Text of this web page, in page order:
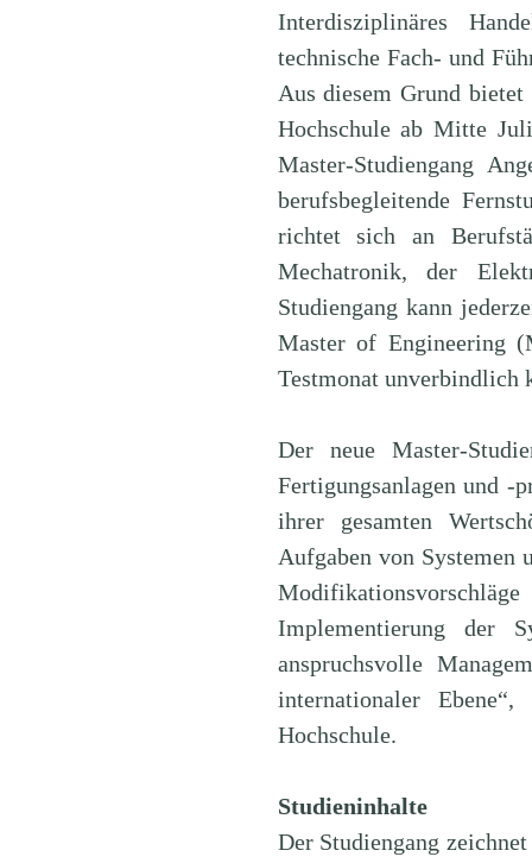
Interdisziplinäres
technische Fach- und
Aus diesem Grund
Hochschule ab Mitte
Master-Studiengang
berufsbegleitende
richtet sich an
Mechatronik, der
Studiengang kann
Master of Engineering
Testmonat unverbindlich
Der neue Master-
Fertigungsanlagen und -
ihrer gesamten
Aufgaben von Systemen
Implementierung der
anspruchsvolle
internationaler
Hochschule.
Studieninhalte
Der Studiengang